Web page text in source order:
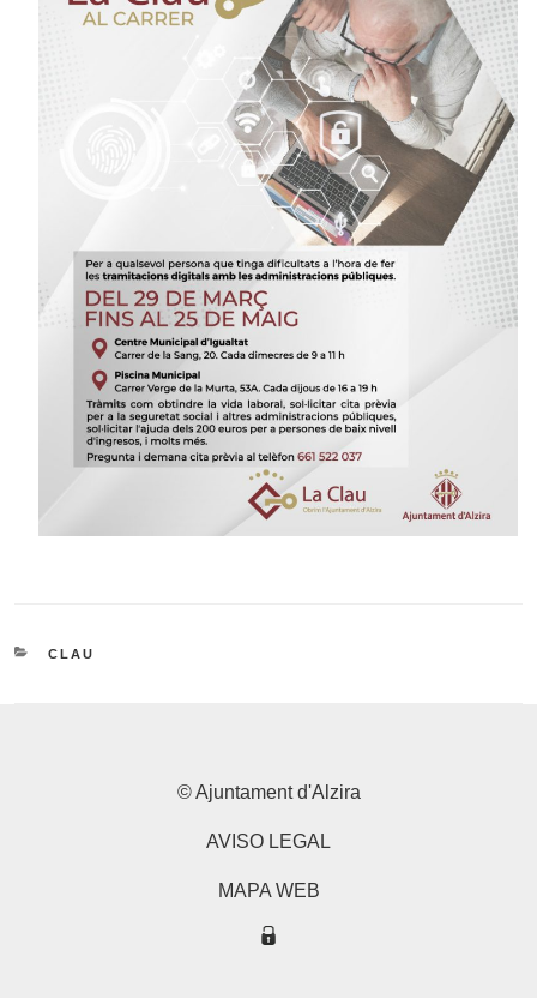
CATEGORIES
CLAU
© Ajuntament d'Alzira
AVISO LEGAL
MAPA WEB